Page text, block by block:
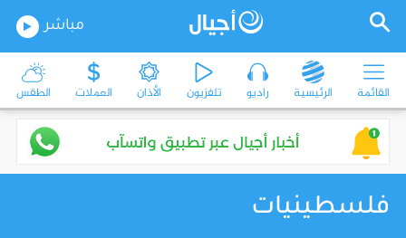
مباشر
القائمة الرئيسية راديو تلفزيون الأذان العملات الطقس
فلسطينيات